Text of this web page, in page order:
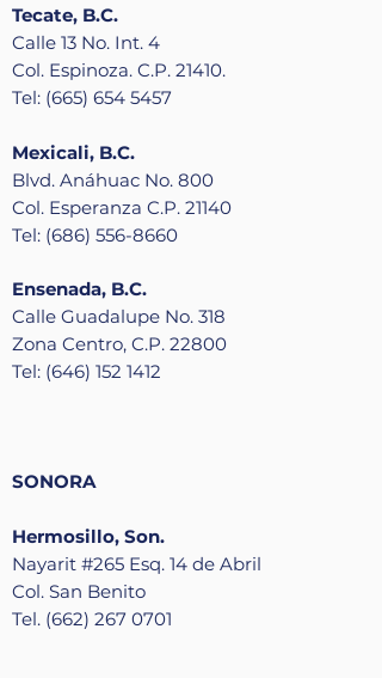
Tecate, B.C.
Calle 13 No. Int. 4
Col. Espinoza. C.P. 21410.
Tel: (665) 654 5457
Mexicali, B.C.
Blvd. Anáhuac No. 800
Col. Esperanza C.P. 21140
Tel: (686) 556-8660
Ensenada, B.C.
Calle Guadalupe No. 318
Zona Centro, C.P. 22800
Tel: (646) 152 1412
SONORA
Hermosillo, Son.
Nayarit #265 Esq. 14 de Abril
Col. San Benito
Tel. (662) 267 0701